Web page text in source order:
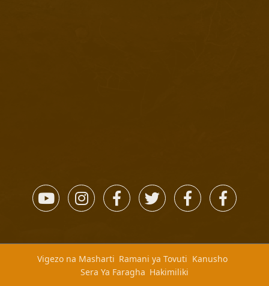
Vigezo na Masharti Ramani ya Tovuti Kanusho
Sera Ya Faragha Hakimiliki